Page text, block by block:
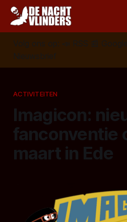
Volg ons op: 📣 RSS 📰
Nieuwsbrief
ACTIVITEITEN
Imagicon:
fanconventie
maart in Ede